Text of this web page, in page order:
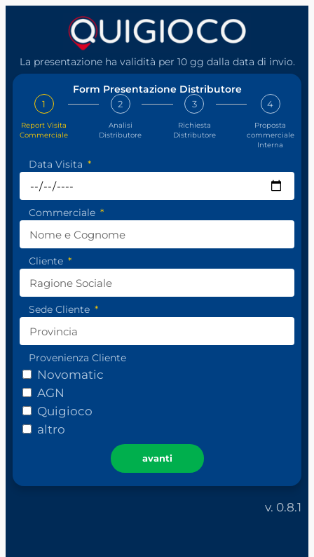
La presentazione ha validità per 10 gg dalla data di invio.
Form Presentazione Distributore
1
Report Visita
Commerciale
2
Analisi
Distributore
3
Richiesta
Distributore
4
Proposta
commerciale
Interna
Data Visita
Commerciale
Cliente
Sede Cliente
Provenienza Cliente
Novomatic
AGN
Quigioco
altro
avanti
v. 0.8.1